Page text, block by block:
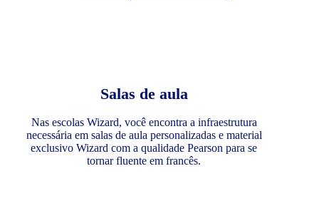
Salas de aula
Nas escolas Wizard, você encontra a infraestrutura
necessária em salas de aula personalizadas e material
exclusivo Wizard com a qualidade Pearson para se
tornar fluente em francês.